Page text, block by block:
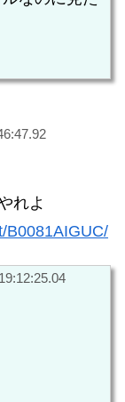
れよ
B0081AIGUC/